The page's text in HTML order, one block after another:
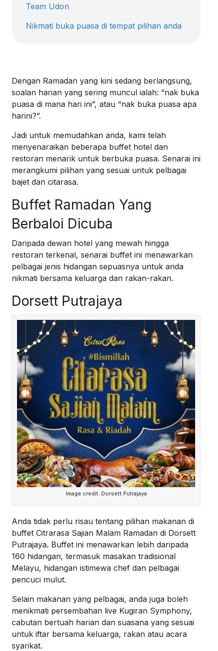
Team Udon
Nikmati buka puasa di tempat pilihan anda
Dengan Ramadan yang kini sedang berlangsung,
soalan harian yang sering muncul ialah: “nak buka
puasa di mana hari ini”, atau “nak buka puasa apa
harini?”.
Jadi untuk memudahkan anda, kami telah
menyenaraikan beberapa buffet hotel dan
restoran menarik untuk berbuka puasa. Senarai ini
merangkumi pilihan yang sesuai untuk pelbagai
bajet dan citarasa.
Buffet Ramadan Yang
Berbaloi Dicuba
Daripada dewan hotel yang mewah hingga
restoran terkenal, senarai buffet ini menawarkan
pelbagai jenis hidangan sepuasnya untuk anda
nikmati bersama keluarga dan rakan-rakan.
Dorsett Putrajaya
Image credit: Dorsett Putrajaya
Anda tidak perlu risau tentang pilihan makanan di
buffet Citrarasa Sajian Malam Ramadan di Dorsett
Putrajaya. Buffet ini menawarkan lebih daripada
160 hidangan, termasuk masakan tradisional
Melayu, hidangan istimewa chef dan pelbagai
pencuci mulut.
Selain makanan yang pelbagai, anda juga boleh
menikmati persembahan live Kugiran Symphony,
cabutan bertuah harian dan suasana yang sesuai
untuk iftar bersama keluarga, rakan atau acara
syarikat.